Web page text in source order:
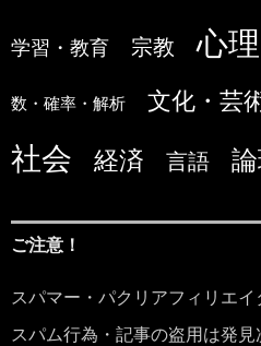
学習・教育 宗教 心理
数・確率・解析 文化・芸
社会 経済 言語
ご注意！
スパマー・パクリアフィリエイ
スパム行為・記事の盗用は発見